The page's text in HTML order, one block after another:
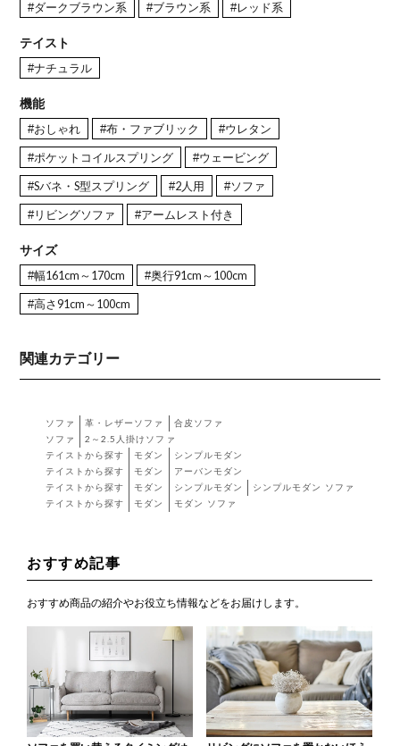
#ダークブラウン系 #ブラウン系 #レッド系
テイスト
#ナチュラル
機能
#おしゃれ #布・ファブリック #ウレタン
#ポケットコイルスプリング #ウェービング
#Sバネ・S型スプリング #2人用 #ソファ
#リビングソファ #アームレスト付き
サイズ
#幅161cm～170cm #奥行91cm～100cm
#高さ91cm～100cm
関連カテゴリー
ソファ 革・レザーソファ
合皮ソファ
ソファ
2～2.5人掛けソファ
テイストから探す
モダン
シンプルモダン
テイストから探す
モダン
アーバンモダン
テイストから探す
モダン シンプルモダン
シンプルモダン ソファ
テイストから探す
モダン モダン ソファ